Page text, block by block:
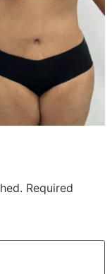
Required